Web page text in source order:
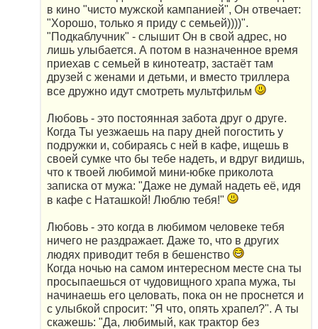
в кино "чисто мужской кампанией", Он отвечает:
"Хорошо, только я приду с семьей))))".
"Подкаблучник" - слышит Он в свой адрес, но
лишь улыбается. А потом в назначенное время
приехав с семьей в кинотеатр, застаёт там
друзей с женами и детьми, и вместо триллера
все дружно идут смотреть мультфильм
Любовь - это постоянная забота друг о друге.
Когда Ты уезжаешь на пару дней погостить у
подружки и, собираясь с ней в кафе, ищешь в
своей сумке что бы тебе надеть, и вдруг видишь,
что к твоей любимой мини-юбке приколота
записка от мужа: "Даже не думай надеть её, идя
в кафе с Наташкой! Люблю тебя!"
Любовь - это когда в любимом человеке тебя
ничего не раздражает. Даже то, что в других
людях приводит тебя в бешенство
Когда ночью на самом интересном месте сна ты
просыпаешься от чудовищного храпа мужа, ты
начинаешь его целовать, пока он не проснется и
с улыбкой спросит: "Я что, опять храпел?". А ты
скажешь: "Да, любимый, как трактор без